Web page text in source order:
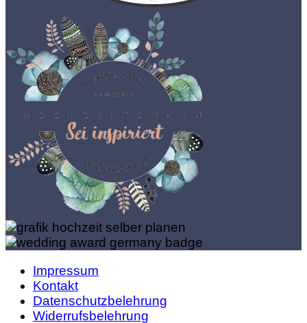
Impressum
Kontakt
Datenschutzbelehrung
Widerrufsbelehrung